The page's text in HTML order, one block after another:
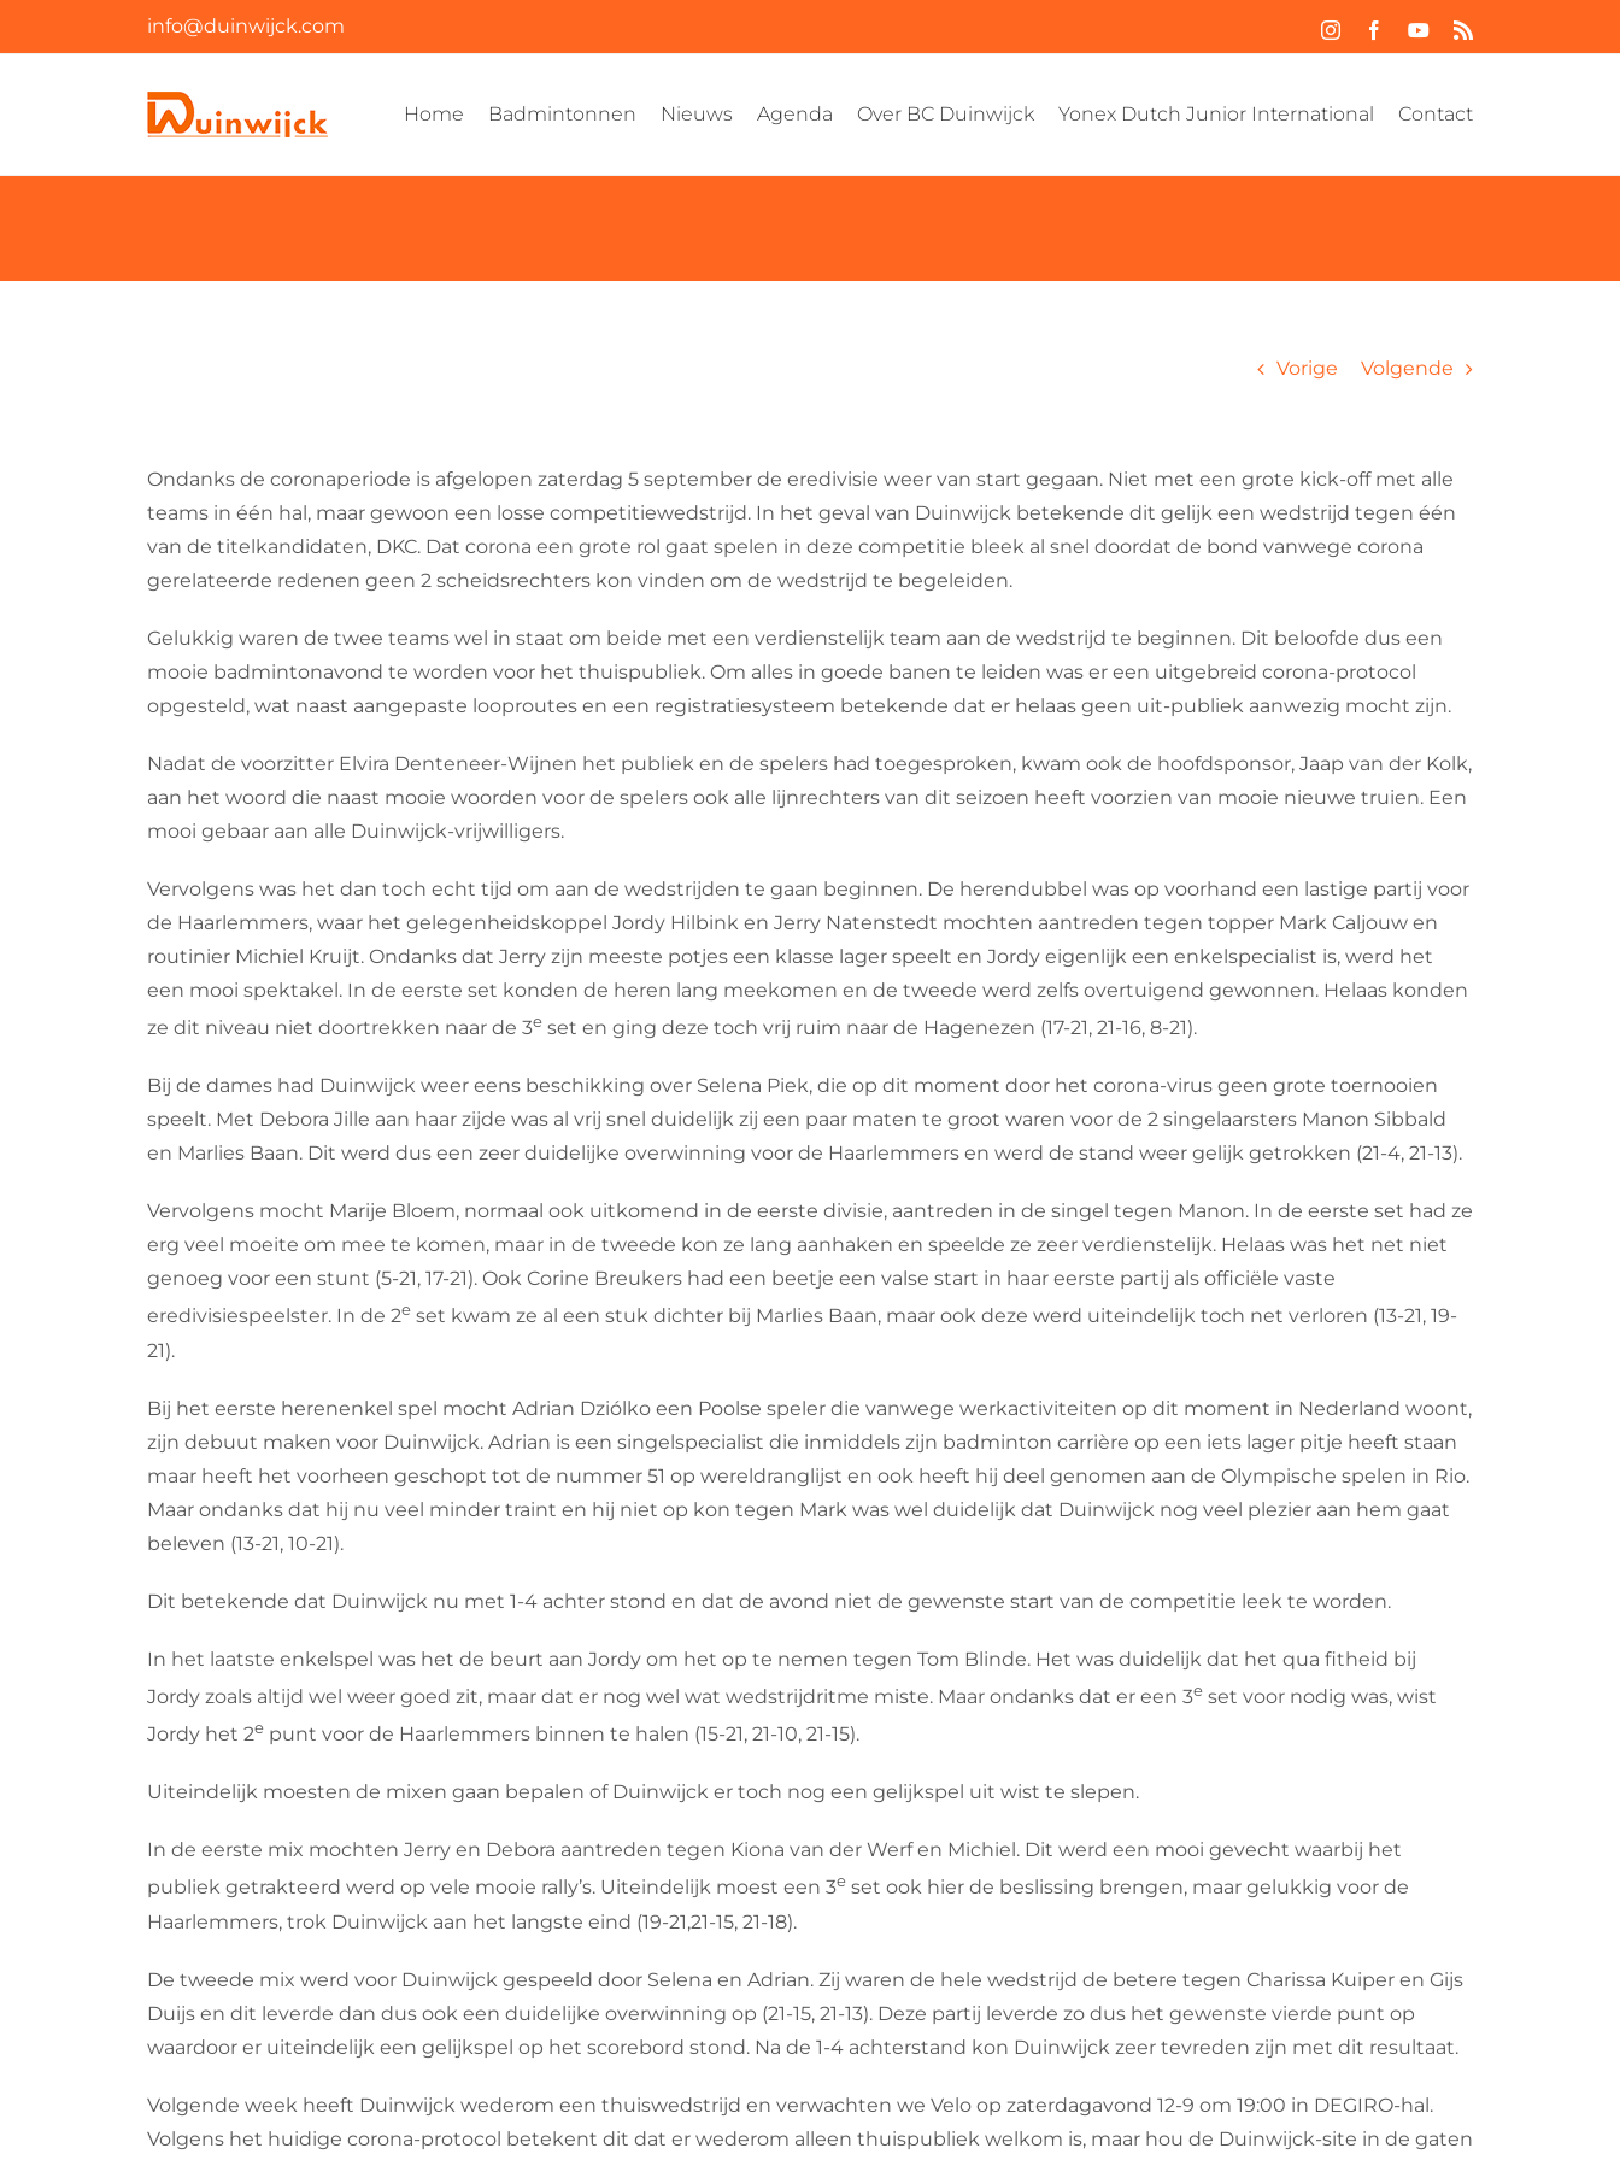
naar
info@duinwijck.com InstagramFacebookYouTube
Home Badmintonnen Nieuws Agenda Over BC Duinwijck Yonex Dutch Junior International Contact
Vorige Volgende
Ondanks de coronaperiode is afgelopen zaterdag 5 september de eredivisie weer van start gegaan. Niet met een grote kick-off met alle
teams in één hal, maar gewoon een losse competitiewedstrijd. In het geval van Duinwijck betekende dit gelijk een wedstrijd tegen één
van de titelkandidaten, DKC. Dat corona een grote rol gaat spelen in deze competitie bleek al snel doordat de bond vanwege corona
gerelateerde redenen geen 2 scheidsrechters kon vinden om de wedstrijd te begeleiden.
Gelukkig waren de twee teams wel in staat om beide met een verdienstelijk team aan de wedstrijd te beginnen. Dit beloofde dus een
mooie badmintonavond te worden voor het thuispubliek. Om alles in goede banen te leiden was er een uitgebreid corona-protocol
opgesteld, wat naast aangepaste looproutes en een registratiesysteem betekende dat er helaas geen uit-publiek aanwezig mocht zijn.
Nadat de voorzitter Elvira Denteneer-Wijnen het publiek en de spelers had toegesproken, kwam ook de hoofdsponsor, Jaap van der Kolk,
aan het woord die naast mooie woorden voor de spelers ook alle lijnrechters van dit seizoen heeft voorzien van mooie nieuwe truien. Een
mooi gebaar aan alle Duinwijck-vrijwilligers.
Vervolgens was het dan toch echt tijd om aan de wedstrijden te gaan beginnen. De herendubbel was op voorhand een lastige partij voor
de Haarlemmers, waar het gelegenheidskoppel Jordy Hilbink en Jerry Natenstedt mochten aantreden tegen topper Mark Caljouw en
routinier Michiel Kruijt. Ondanks dat Jerry zijn meeste potjes een klasse lager speelt en Jordy eigenlijk een enkelspecialist is, werd het
een mooi spektakel. In de eerste set konden de heren lang meekomen en de tweede werd zelfs overtuigend gewonnen. Helaas konden
ze dit niveau niet doortrekken naar de 3e set en ging deze toch vrij ruim naar de Hagenezen (17-21, 21-16, 8-21).
Bij de dames had Duinwijck weer eens beschikking over Selena Piek, die op dit moment door het corona-virus geen grote toernooien
speelt. Met Debora Jille aan haar zijde was al vrij snel duidelijk zij een paar maten te groot waren voor de 2 singelaarsters Manon Sibbald
en Marlies Baan. Dit werd dus een zeer duidelijke overwinning voor de Haarlemmers en werd de stand weer gelijk getrokken (21-4, 21-13).
Vervolgens mocht Marije Bloem, normaal ook uitkomend in de eerste divisie, aantreden in de singel tegen Manon. In de eerste set had ze
erg veel moeite om mee te komen, maar in de tweede kon ze lang aanhaken en speelde ze zeer verdienstelijk. Helaas was het net niet
genoeg voor een stunt (5-21, 17-21). Ook Corine Breukers had een beetje een valse start in haar eerste partij als officiële vaste
eredivisiespeelster. In de 2e set kwam ze al een stuk dichter bij Marlies Baan, maar ook deze werd uiteindelijk toch net verloren (13-21, 19-
21).
Bij het eerste herenenkel spel mocht Adrian Dziólko een Poolse speler die vanwege werkactiviteiten op dit moment in Nederland woont,
zijn debuut maken voor Duinwijck. Adrian is een singelspecialist die inmiddels zijn badminton carrière op een iets lager pitje heeft staan
maar heeft het voorheen geschopt tot de nummer 51 op wereldranglijst en ook heeft hij deel genomen aan de Olympische spelen in Rio.
Maar ondanks dat hij nu veel minder traint en hij niet op kon tegen Mark was wel duidelijk dat Duinwijck nog veel plezier aan hem gaat
beleven (13-21, 10-21).
Dit betekende dat Duinwijck nu met 1-4 achter stond en dat de avond niet de gewenste start van de competitie leek te worden.
In het laatste enkelspel was het de beurt aan Jordy om het op te nemen tegen Tom Blinde. Het was duidelijk dat het qua fitheid bij
Jordy zoals altijd wel weer goed zit, maar dat er nog wel wat wedstrijdritme miste. Maar ondanks dat er een 3e set voor nodig was, wist
Jordy het 2e punt voor de Haarlemmers binnen te halen (15-21, 21-10, 21-15).
Uiteindelijk moesten de mixen gaan bepalen of Duinwijck er toch nog een gelijkspel uit wist te slepen.
In de eerste mix mochten Jerry en Debora aantreden tegen Kiona van der Werf en Michiel. Dit werd een mooi gevecht waarbij het
publiek getrakteerd werd op vele mooie rally’s. Uiteindelijk moest een 3e set ook hier de beslissing brengen, maar gelukkig voor de
Haarlemmers, trok Duinwijck aan het langste eind (19-21,21-15, 21-18).
De tweede mix werd voor Duinwijck gespeeld door Selena en Adrian. Zij waren de hele wedstrijd de betere tegen Charissa Kuiper en Gijs
Duijs en dit leverde dan dus ook een duidelijke overwinning op (21-15, 21-13). Deze partij leverde zo dus het gewenste vierde punt op
waardoor er uiteindelijk een gelijkspel op het scorebord stond. Na de 1-4 achterstand kon Duinwijck zeer tevreden zijn met dit resultaat.
Volgende week heeft Duinwijck wederom een thuiswedstrijd en verwachten we Velo op zaterdagavond 12-9 om 19:00 in DEGIRO-hal.
Volgens het huidige corona-protocol betekent dit dat er wederom alleen thuispubliek welkom is, maar hou de Duinwijck-site in de gaten